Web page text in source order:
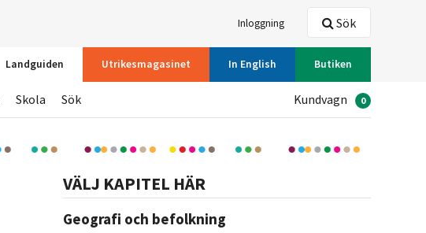
Inloggning
Landguiden Utrikesmagasinet In English Butiken
Sök
Skola Sök Kundvagn 0
VÄLJ KAPITEL HÄR
Geografi och befolkning